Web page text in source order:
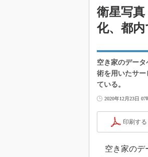
衛星写
化、都
空き家のデー
術を用いたサ
ている。
2020年12月23日 07
印刷する
空き家のデ